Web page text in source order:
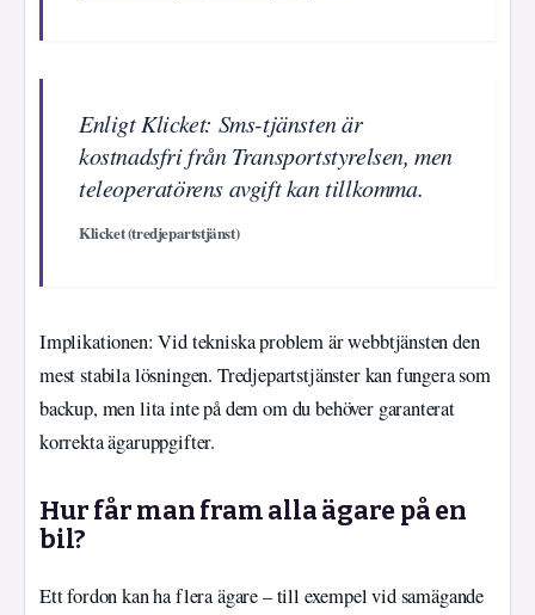
Enligt Klicket: Sms-tjänsten är
kostnadsfri från Transportstyrelsen, men
teleoperatörens avgift kan tillkomma.
Klicket (tredjepartstjänst)
Implikationen: Vid tekniska problem är webbtjänsten den
mest stabila lösningen. Tredjepartstjänster kan fungera som
backup, men lita inte på dem om du behöver garanterat
korrekta ägaruppgifter.
Hur får man fram alla ägare på en
bil?
Ett fordon kan ha flera ägare – till exempel vid samägande